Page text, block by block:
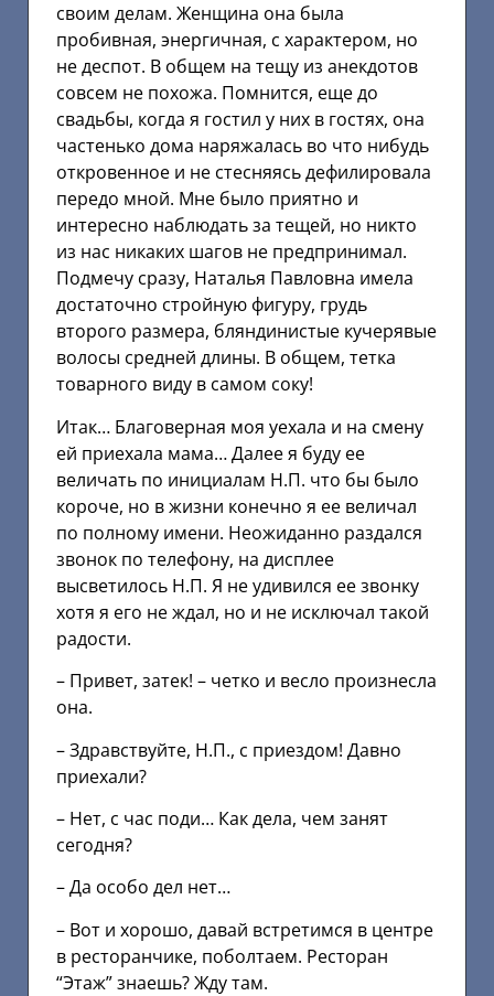
своим делам. Женщина она была
пробивная, энергичная, с характером, но
не деспот. В общем на тещу из анекдотов
совсем не похожа. Помнится, еще до
свадьбы, когда я гостил у них в гостях, она
частенько дома наряжалась во что нибудь
откровенное и не стесняясь дефилировала
передо мной. Мне было приятно и
интересно наблюдать за тещей, но никто
из нас никаких шагов не предпринимал.
Подмечу сразу, Наталья Павловна имела
достаточно стройную фигуру, грудь
второго размера, бляндинистые кучерявые
волосы средней длины. В общем, тетка
товарного виду в самом соку!
Итак… Благоверная моя уехала и на смену
ей приехала мама… Далее я буду ее
величать по инициалам Н.П. что бы было
короче, но в жизни конечно я ее величал
по полному имени. Неожиданно раздался
звонок по телефону, на дисплее
высветилось Н.П. Я не удивился ее звонку
хотя я его не ждал, но и не исключал такой
радости.
– Привет, затек! – четко и весло произнесла
она.
– Здравствуйте, Н.П., с приездом! Давно
приехали?
– Нет, с час поди… Как дела, чем занят
сегодня?
– Да особо дел нет…
– Вот и хорошо, давай встретимся в центре
в ресторанчике, поболтаем. Ресторан
“Этаж” знаешь? Жду там.